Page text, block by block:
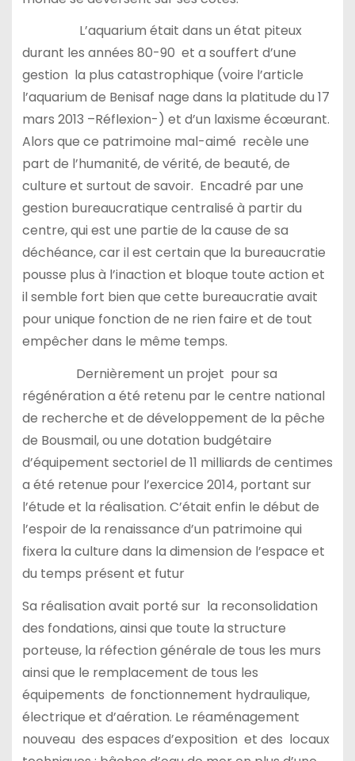
L’aquarium était dans un état piteux
durant les années 80-90 et a souffert d’une
gestion la plus catastrophique (voire l’article
l’aquarium de Benisaf nage dans la platitude du 17
mars 2013 –Réflexion-) et d’un laxisme écœurant.
Alors que ce patrimoine mal-aimé recèle une
part de l’humanité, de vérité, de beauté, de
culture et surtout de savoir. Encadré par une
gestion bureaucratique centralisé à partir du
centre, qui est une partie de la cause de sa
déchéance, car il est certain que la bureaucratie
pousse plus à l’inaction et bloque toute action et
il semble fort bien que cette bureaucratie avait
pour unique fonction de ne rien faire et de tout
empêcher dans le même temps.
Dernièrement un projet pour sa
régénération a été retenu par le centre national
de recherche et de développement de la pêche
de Bousmail, ou une dotation budgétaire
d’équipement sectoriel de 11 milliards de centimes
a été retenue pour l’exercice 2014, portant sur
l’étude et la réalisation. C’était enfin le début de
l’espoir de la renaissance d’un patrimoine qui
fixera la culture dans la dimension de l’espace et
du temps présent et futur
Sa réalisation avait porté sur la reconsolidation
des fondations, ainsi que toute la structure
porteuse, la réfection générale de tous les murs
ainsi que le remplacement de tous les
équipements de fonctionnement hydraulique,
électrique et d’aération. Le réaménagement
nouveau des espaces d’exposition et des locaux